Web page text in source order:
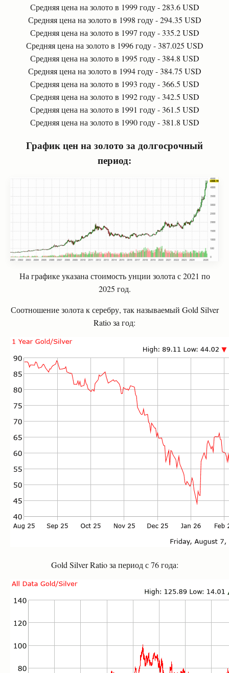
Средняя цена на золото в 1999 году - 283.6 USD
Средняя цена на золото в 1998 году - 294.35 USD
Средняя цена на золото в 1997 году - 335.2 USD
Средняя цена на золото в 1996 году - 387.025 USD
Средняя цена на золото в 1995 году - 384.8 USD
Средняя цена на золото в 1994 году - 384.75 USD
Средняя цена на золото в 1993 году - 366.5 USD
Средняя цена на золото в 1992 году - 342.5 USD
Средняя цена на золото в 1991 году - 361.5 USD
Средняя цена на золото в 1990 году - 381.8 USD
График цен на золото за долгосрочный
период:
На графике указана стоимость унции золота с 2021 по
2025 год.
Соотношение золота к серебру, так называемый Gold Silver
Ratio за год:
Gold Silver Ratioза период с 76 года: